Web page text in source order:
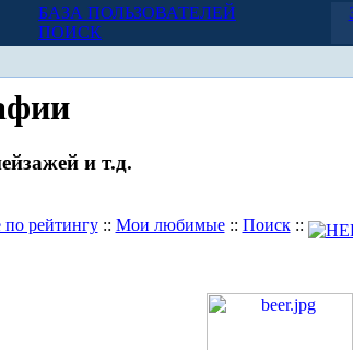
БАЗА ПОЛЬЗОВАТЕЛЕЙ
ПОИСК
и т.д.
рейтингу:: Мои любимые:: Поиск::